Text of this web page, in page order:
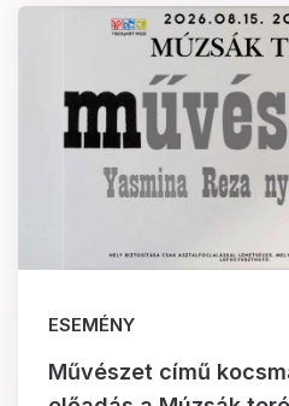
ESEMÉNY
Művészet című